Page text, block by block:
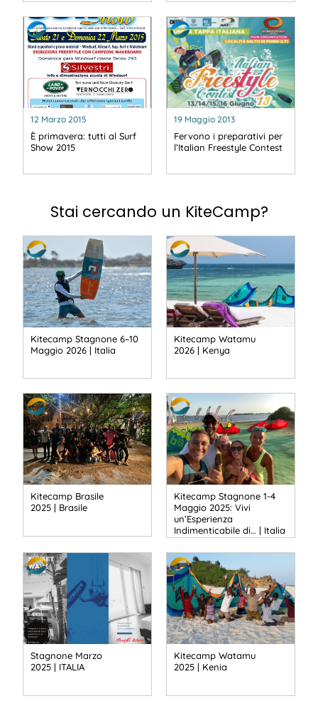
12 Marzo 2015
È primavera: tutti al Surf
Show 2015
19 Maggio 2013
Fervono i preparativi per
l’Italian Freestyle Contest
Stai cercando un KiteCamp?
Kitecamp Stagnone 6–10
Maggio 2026 | Italia
Kitecamp Watamu
2026 | Kenya
Kitecamp Brasile
2025 | Brasile
Kitecamp Stagnone 1-4
Maggio 2025: Vivi
un’Esperienza
Indimenticabile di… | Italia
Stagnone Marzo
2025 | ITALIA
Kitecamp Watamu
2025 | Kenia